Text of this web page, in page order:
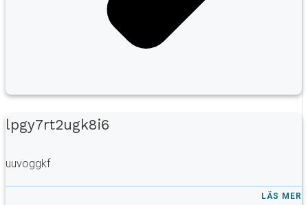
lpgy7rt2ugk8i6
uuvoggkf
LÄS MER